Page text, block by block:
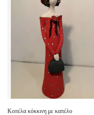
Κοπέλα κόκκινη με καπέλο